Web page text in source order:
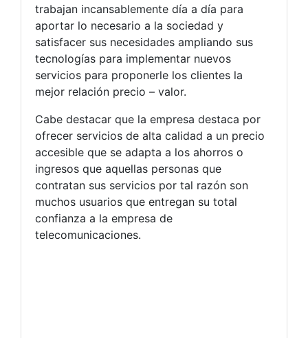
trabajan incansablemente día a día para
aportar lo necesario a la sociedad y
satisfacer sus necesidades ampliando sus
tecnologías para implementar nuevos
servicios para proponerle los clientes la
mejor relación precio – valor.
Cabe destacar que la empresa destaca por
ofrecer servicios de alta calidad a un precio
accesible que se adapta a los ahorros o
ingresos que aquellas personas que
contratan sus servicios por tal razón son
muchos usuarios que entregan su total
confianza a la empresa de
telecomunicaciones.